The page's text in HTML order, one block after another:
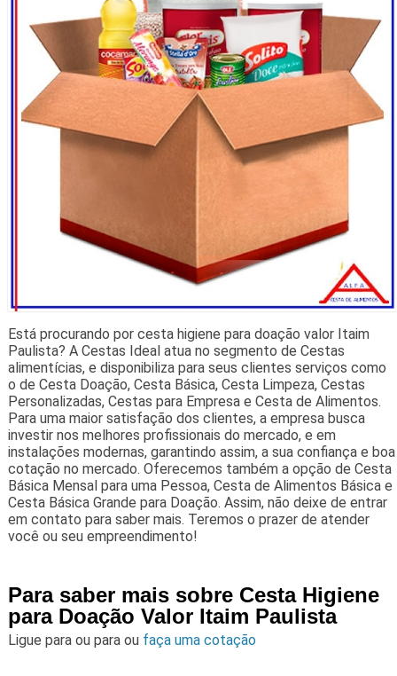
Está procurando por cesta higiene para doação valor Itaim
Paulista? A Cestas Ideal atua no segmento de Cestas
alimentícias, e disponibiliza para seus clientes serviços como
o de Cesta Doação, Cesta Básica, Cesta Limpeza, Cestas
Personalizadas, Cestas para Empresa e Cesta de Alimentos.
Para uma maior satisfação dos clientes, a empresa busca
investir nos melhores profissionais do mercado, e em
instalações modernas, garantindo assim, a sua confiança e boa
cotação no mercado. Oferecemos também a opção de Cesta
Básica Mensal para uma Pessoa, Cesta de Alimentos Básica e
Cesta Básica Grande para Doação. Assim, não deixe de entrar
em contato para saber mais. Teremos o prazer de atender
você ou seu empreendimento!
Para saber mais sobre Cesta Higiene
para Doação Valor Itaim Paulista
Ligue para ou para ou faça uma cotação